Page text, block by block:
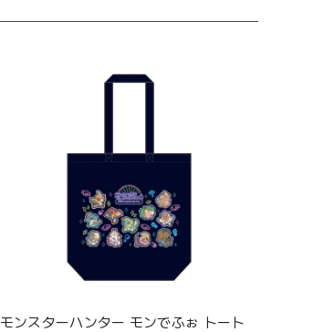
モンスターハンター モンでふぉ トート